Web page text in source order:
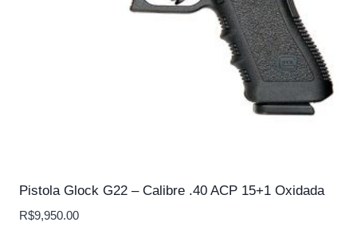
Pistola Glock G22 – Calibre .40 ACP 15+1 Oxidada
R$9,950.00